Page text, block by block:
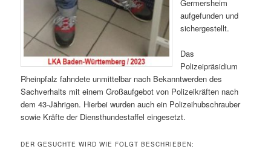
Germersheim
aufgefunden und
sichergestellt.
Das
Polizeipräsidium
Rheinpfalz fahndete unmittelbar nach Bekanntwerden des
Sachverhalts mit einem Großaufgebot von Polizeikräften nach
dem 43-Jährigen. Hierbei wurden auch ein Polizeihubschrauber
sowie Kräfte der Diensthundestaffel eingesetzt.
DER GESUCHTE WIRD WIE FOLGT BESCHRIEBEN: